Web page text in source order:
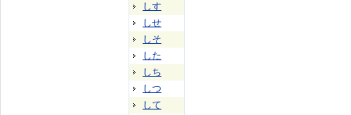
しす
しせ
しそ
した
しち
しつ
して